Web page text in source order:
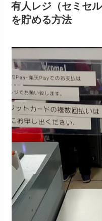
有人レジ（セミセ
を貯める方法